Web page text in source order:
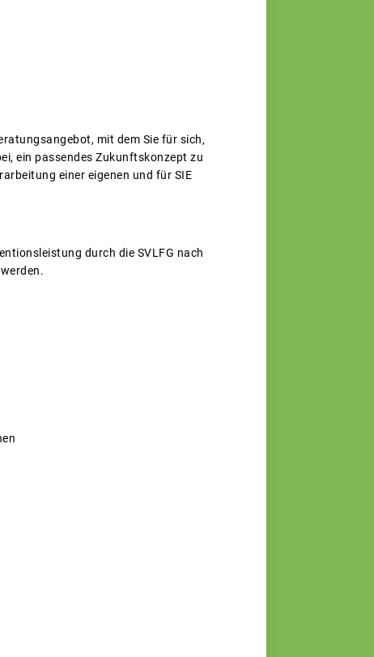
mit dem Sie für sich,
ein passendes Zukunftskonzept zu
einer eigenen und für SIE
durch die SVLFG nach